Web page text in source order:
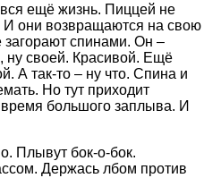
ещё жизнь. Пиццей не
они возвращаются на свою
загорают спинами. Он –
ну своей. Красивой. Ещё
А так-то – ну что. Спина и
Но тут приходит
большого заплыва. И
Плывут бок-о-бок.
Держась лбом против